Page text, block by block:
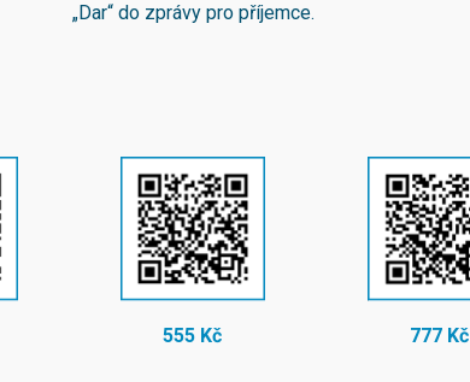
„Dar“ do zprávy pro příjemce.
555 Kč 777 Kč